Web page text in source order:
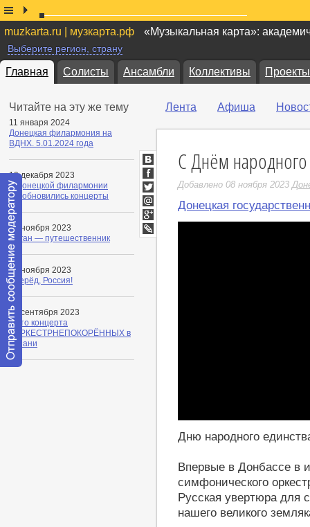
muzkarta.ru | музкарта.рф «Музыкальная карта»:
Выберите регион, страну
Главная Солисты Ансамбли Коллективы Проекты
Читайте на эту же тему
11 января 2024
Донецкая филармония на
ВДНХ. 5.01.2024 года
19 декабря 2023
В Донецкой филармонии
возобновились концерты
23 ноября 2023
Орган — путешественник
08 ноября 2023
Вперёд, Россия!
26 сентября 2023
Фото концерта
#ОРКЕСТРНЕПОКОРЁННЫХ в
Казани
Лента Афиша
С Днём народного
Добавлено 08 ноября 2023
Донецкая
Дню народного
Впервые в Донбассе в
симфонического
Русская увертюра для
нашего великого
ВКонтакте
Facebook
Twitter
Мой
Мир
Google+
LiveJournal